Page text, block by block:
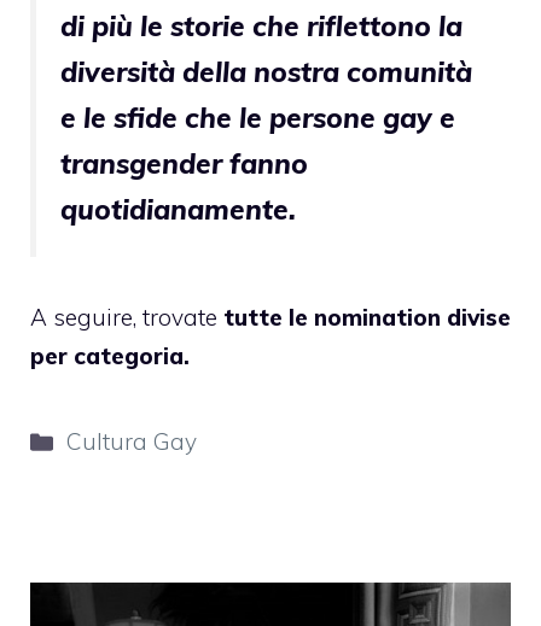
di più le storie che riflettono la
diversità della nostra comunità
e le sfide che le persone gay e
transgender fanno
quotidianamente.
A seguire, trovate tutte le nomination divise
per categoria.
Categorie
Cultura Gay